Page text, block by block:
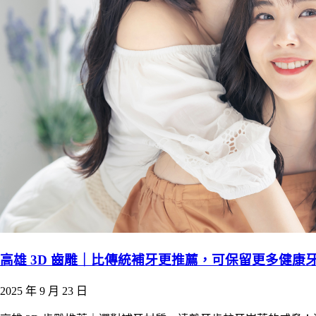
高雄 3D 齒雕｜比傳統補牙更推薦，可保留更多健康
2025 年 9 月 23 日